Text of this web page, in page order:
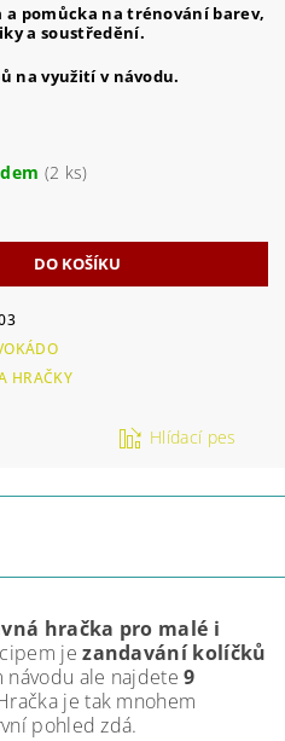
a pomůcka na trénování barev,
a soustředění.
na využití v návodu.
(2 ks)
HRAČKY
Hlídací pes
hračka pro malé i
jezandavání kolíčků
návodu ale najdete9
je tak mnohem
pohled zdá.